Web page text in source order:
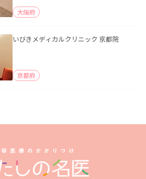
大阪府
いびきメディカルクリニック 京都院
京都府